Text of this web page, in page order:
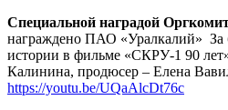
Специальной наградой
награждено ПАО «Уралкалий» За
истории в фильме «СКРУ-1 90
Калинина, продюсер – Елена
https://youtu.be/UQaAlcDt76c